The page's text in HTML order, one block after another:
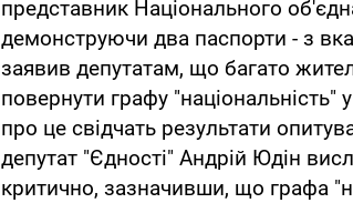
представник Національного
демонструючи два паспорти - з
заявив депутатам, що багато
повернути графу
про це свідчать результати
депутат "Єдності" Андрій Юдін
критично, зазначивши, що графа